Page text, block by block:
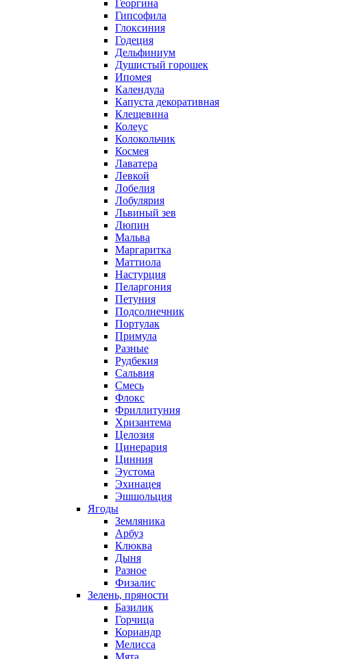
Георгина
Гипсофила
Глоксиния
Годеция
Дельфиниум
Душистый горошек
Ипомея
Календула
Капуста декоративная
Клещевина
Колеус
Колокольчик
Космея
Лаватера
Левкой
Лобелия
Лобулярия
Львиный зев
Люпин
Мальва
Маргаритка
Маттиола
Настурция
Пеларгония
Петуния
Подсолнечник
Портулак
Примула
Разные
Рудбекия
Сальвия
Смесь
Флокс
Фриллитуния
Хризантема
Целозия
Цинерария
Цинния
Эустома
Эхинацея
Эшшольция
Ягоды
Земляника
Арбуз
Клюква
Дыня
Разное
Физалис
Зелень, пряности
Базилик
Горчица
Кориандр
Мелисса